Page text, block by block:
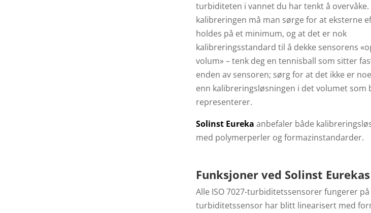
turbiditeten i vannet du har tenkt å
kalibreringen må man sørge for at eksterne
holdes på et minimum, og at det er nok
kalibreringsstandard til å dekke sensorens
volum» – tenk deg en tennisball som sitter
enden av sensoren; sørg for at det ikke er
enn kalibreringsløsningen i det volumet som
representerer.
Solinst Eureka anbefaler både
med polymerperler og formazinstandarder.
Funksjoner ved Solinst
Alle ISO 7027-turbiditetssensorer fungerer
turbiditetssensor har blitt linearisert med